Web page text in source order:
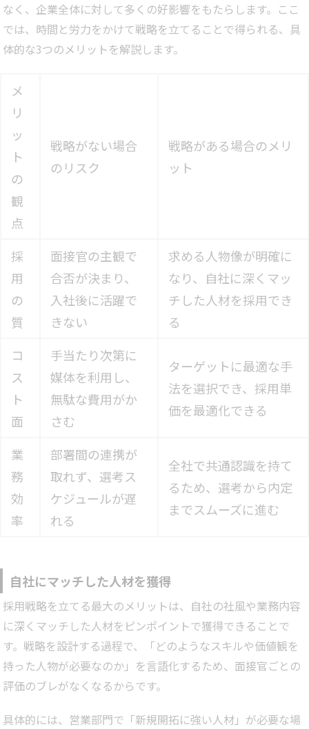
なく、企業全体に対して多くの好影響をもたらします。ここ
では、時間と労力をかけて戦略を立てることで得られる、具
体的な3つのメリットを解説します。
メ
リ
ッ
ト
の
観
点
戦略がない場合
のリスク
戦略がある場合のメリ
ット
採
用
の
質
面接官の主観で
合否が決まり、
入社後に活躍で
きない
求める人物像が明確に
なり、自社に深くマッ
チした人材を採用でき
る
コ
ス
ト
面
手当たり次第に
媒体を利用し、
無駄な費用がか
さむ
ターゲットに最適な手
法を選択でき、採用単
価を最適化できる
業
務
効
率
部署間の連携が
取れず、選考ス
ケジュールが遅
れる
全社で共通認識を持て
るため、選考から内定
までスムーズに進む
自社にマッチした人材を獲得
採用戦略を立てる最大のメリットは、自社の社風や業務内容
に深くマッチした人材をピンポイントで獲得できることで
す。戦略を設計する過程で、「どのようなスキルや価値観を
持った人物が必要なのか」を言語化するため、面接官ごとの
評価のブレがなくなるからです。
具体的には、営業部門で「新規開拓に強い人材」が必要な場